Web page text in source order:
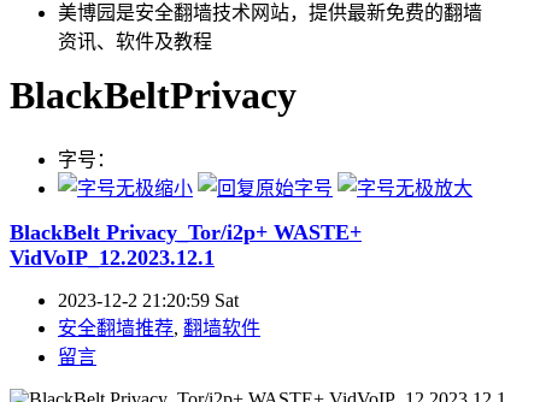
美博园是安全翻墙技术网站，提供最新免费的翻墙
资讯、软件及教程
BlackBeltPrivacy
字号：
BlackBelt Privacy_Tor/i2p+ WASTE+
VidVoIP_12.2023.12.1
2023-12-2 21:20:59 Sat
安全翻墙推荐, 翻墙软件
留言